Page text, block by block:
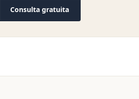
Consulta gratuita